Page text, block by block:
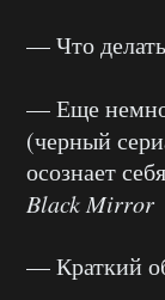
— Что
— Еще
(черный
осознает
Black Mirror
— Краткий